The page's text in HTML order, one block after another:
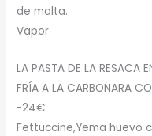
de malta.
Vapor.
LA PASTA DE LA RESACA
FRÍA A LA CARBONARA
-24€
Fettuccine,Yema huevo